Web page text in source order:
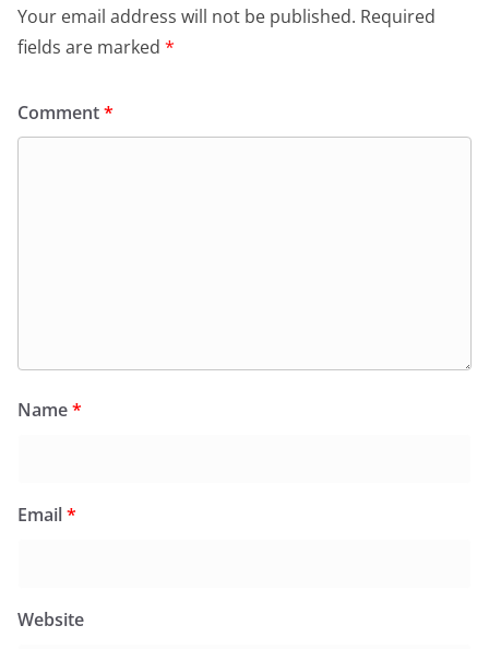
Your email address will not be published. Required
fields are marked *
Comment*
Name*
Email*
Website